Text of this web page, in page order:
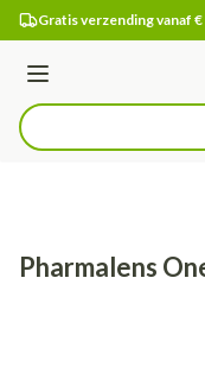
Ga naar de inhoud
Gratis verzending vanaf €
Menu
Product, merk,
Pharmalens